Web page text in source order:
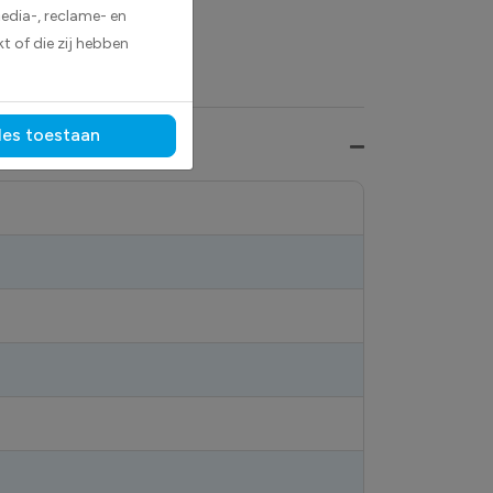
, reclame- en
of die zij hebben
toestaan